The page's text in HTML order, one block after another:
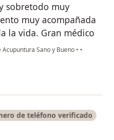
sobretodo muy
muy acompañada
la vida. Gran médico
Sano y Bueno • •
de teléfono verificado